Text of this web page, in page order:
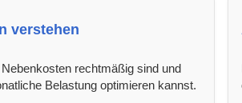
verstehen
rechtmäßig sind und
Belastung optimieren kannst.